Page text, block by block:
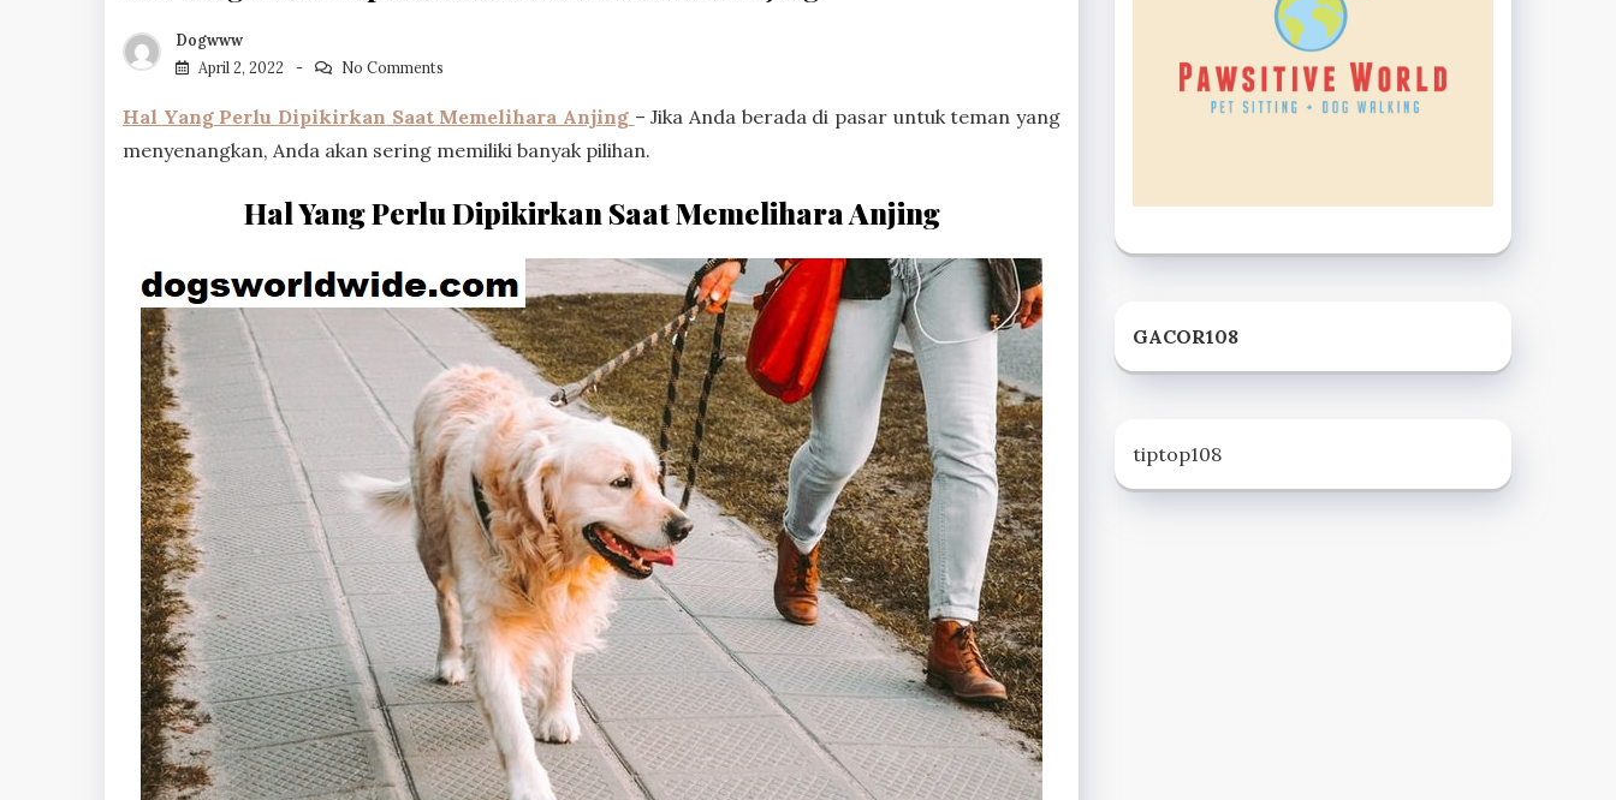
Dogwww
April 2, 2022
No Comments
Hal Yang Perlu Dipikirkan Saat Memelihara Anjing – Jika Anda berada di pasar untuk teman yang
menyenangkan, Anda akan sering memiliki banyak pilihan.
Hal Yang Perlu Dipikirkan Saat Memelihara Anjing
GACOR108
tiptop108